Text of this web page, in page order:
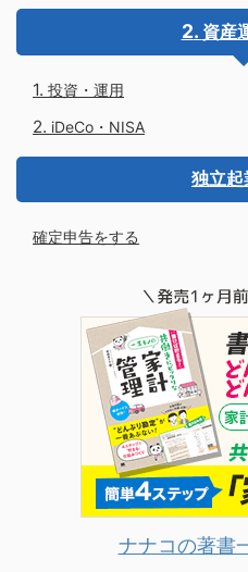
資産
投資・運用
iDeCo・NISA
独立起
確定申告をする
ナナコの著書